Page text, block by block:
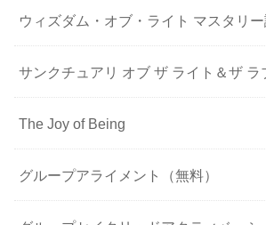
ウィズダム・オブ・ライト マスタリ
サンクチュアリ オブ ザ ライト＆ザ ラ
The Joy of Being
グループアライメント（無料）